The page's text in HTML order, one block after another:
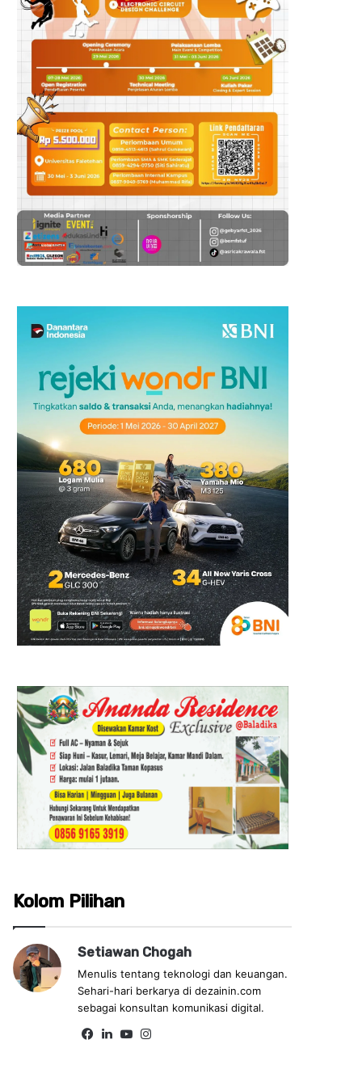
Kolom Pilihan
Setiawan Chogah
Menulis tentang teknologi dan keuangan.
Sehari-hari berkarya di dezainin.com
sebagai konsultan komunikasi digital.
Fa Lin Yo